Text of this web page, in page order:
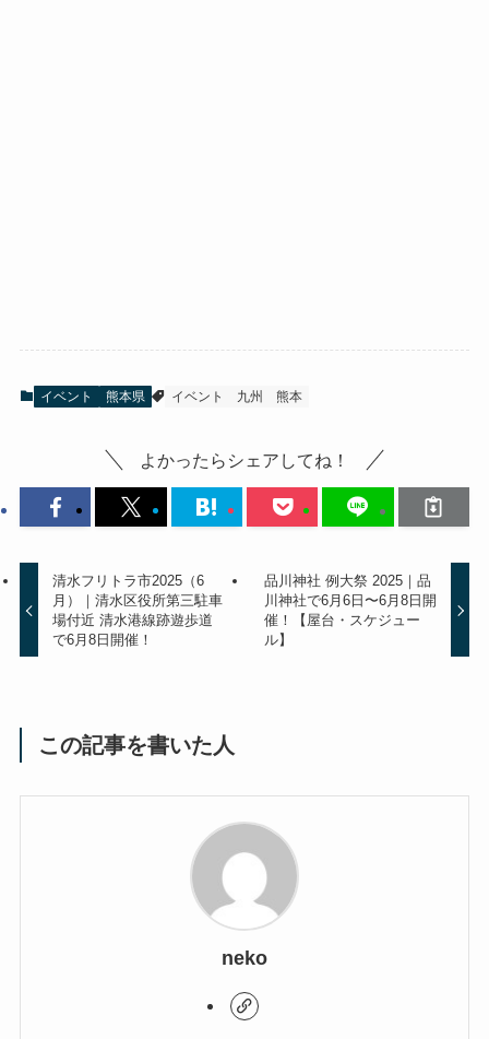
イベント 熊本県 イベント 九州 熊本
よかったらシェアしてね！
清水フリトラ市2025（6
月）｜清水区役所第三駐車
場付近 清水港線跡遊歩道
で6月8日開催！
品川神社 例大祭 2025｜品
川神社で6月6日〜6月8日開
催！【屋台・スケジュー
ル】
この記事を書いた人
neko